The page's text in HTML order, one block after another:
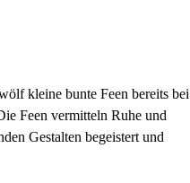
kleine bunte Feen bereits bei
Feen vermitteln Ruhe und
Gestalten begeistert und